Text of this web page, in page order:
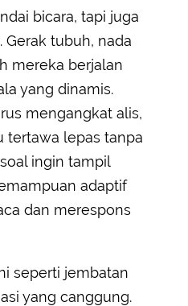
bicara, tapi juga
Gerak tubuh, nada
mereka berjalan
yang dinamis.
mengangkat alis,
tertawa lepas tanpa
ingin tampil
adaptif
dan merespons
seperti jembatan
yang canggung.